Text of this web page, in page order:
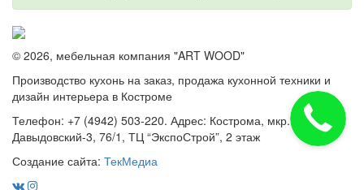
© 2026, мебельная компания "ART WOOD"
Производство кухонь на заказ, продажа кухонной техники и
дизайн интерьера в Костроме
Телефон: +7 (4942) 503-220. Адрес: Кострома, мкр.
Давыдовский-3, 76/1, ТЦ “ЭкспоСтрой”, 2 этаж
Создание сайта: ТекМедиа